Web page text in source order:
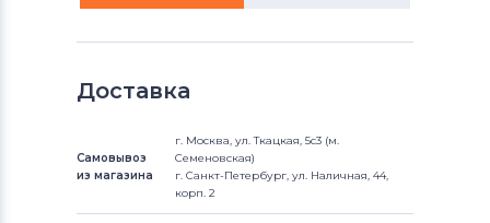
Доставка
Самовывоз
из магазина
г. Москва, ул. Ткацкая, 5с3 (м.
Семеновская)
г. Санкт-Петербург, ул. Наличная, 44,
корп. 2